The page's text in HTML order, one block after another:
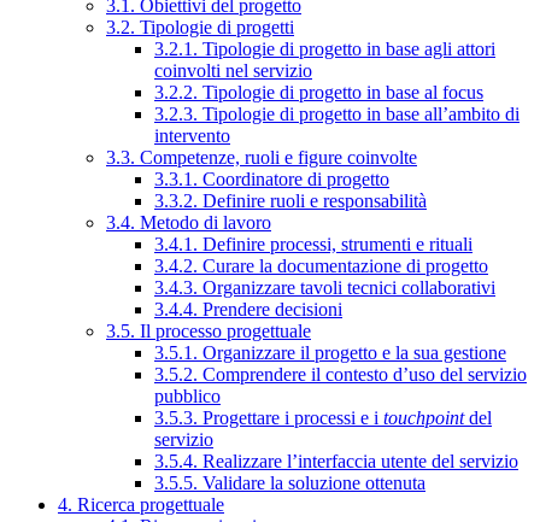
3.1. Obiettivi del progetto
3.2. Tipologie di progetti
3.2.1. Tipologie di progetto in base agli attori
coinvolti nel servizio
3.2.2. Tipologie di progetto in base al focus
3.2.3. Tipologie di progetto in base all’ambito di
intervento
3.3. Competenze, ruoli e figure coinvolte
3.3.1. Coordinatore di progetto
3.3.2. Definire ruoli e responsabilità
3.4. Metodo di lavoro
3.4.1. Definire processi, strumenti e rituali
3.4.2. Curare la documentazione di progetto
3.4.3. Organizzare tavoli tecnici collaborativi
3.4.4. Prendere decisioni
3.5. Il processo progettuale
3.5.1. Organizzare il progetto e la sua gestione
3.5.2. Comprendere il contesto d’uso del servizio
pubblico
3.5.3. Progettare i processi e i touchpointdel
servizio
3.5.4. Realizzare l’interfaccia utente del servizio
3.5.5. Validare la soluzione ottenuta
4. Ricerca progettuale